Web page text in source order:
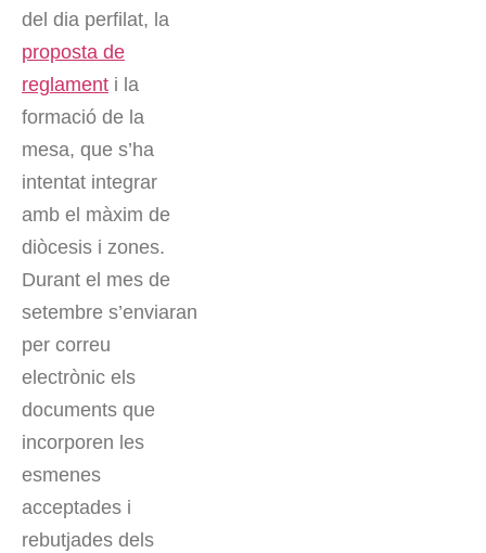
del dia perfilat, la
proposta de
reglament i la
formació de la
mesa, que s’ha
intentat integrar
amb el màxim de
diòcesis i zones.
Durant el mes de
setembre s’enviaran
per correu
electrònic els
documents que
incorporen les
esmenes
acceptades i
rebutjades dels